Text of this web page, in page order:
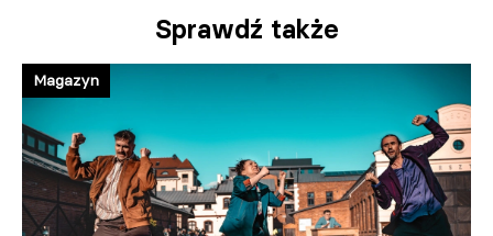
Sprawdź także
Magazyn